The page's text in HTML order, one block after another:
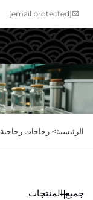
[email protected]
احصل على عرض سعر
الرئيسية> زجاجات زجاجية
جميع المنتجات